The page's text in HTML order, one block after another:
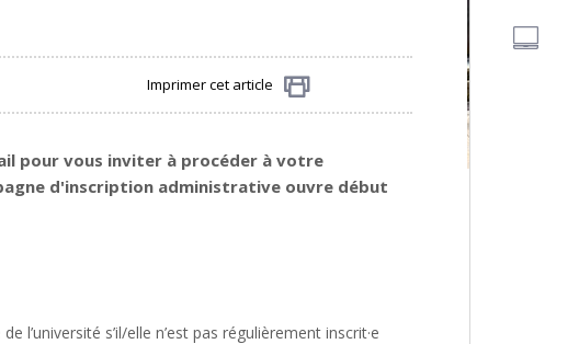
Imprimer cet article
pour vous inviter à procéder à votre
d'inscription administrative ouvre début
l’université s’il/elle n’est pas régulièrement inscrit·e